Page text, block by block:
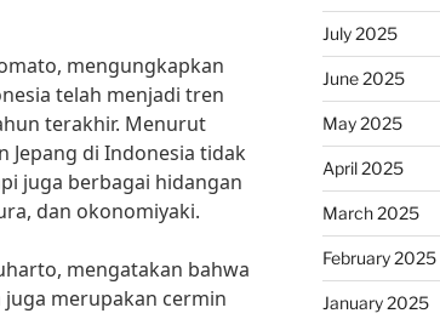
mengungkapkan
telah menjadi tren
terakhir. Menurut
di Indonesia tidak
juga berbagai hidangan
dan okonomiyaki.
mengatakan bahwa
merupakan cermin
July 2025
June 2025
May 2025
April 2025
March 2025
February 2025
January 2025